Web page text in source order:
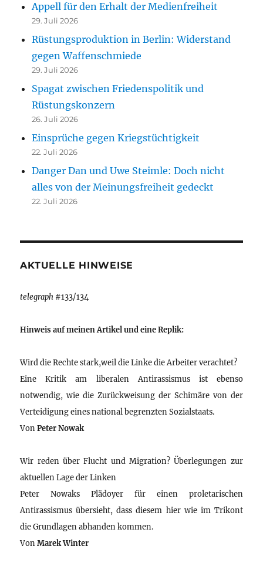
Appell für den Erhalt der Medienfreiheit
29. Juli 2026
Rüstungsproduktion in Berlin: Widerstand
gegen Waffenschmiede
29. Juli 2026
Spagat zwischen Friedenspolitik und
Rüstungskonzern
26. Juli 2026
Einsprüche gegen Kriegstüchtigkeit
22. Juli 2026
Danger Dan und Uwe Steimle: Doch nicht
alles von der Meinungsfreiheit gedeckt
22. Juli 2026
AKTUELLE HINWEISE
telegraph #133/134
Hinweis auf meinen Artikel und eine Replik:
Wird die Rechte stark,weil die Linke die Arbeiter verachtet?
Eine Kritik am liberalen Antirassismus ist ebenso
notwendig, wie die Zurückweisung der Schimäre von der
Verteidigung eines national begrenzten Sozialstaats.
VonPeter Nowak
Wir reden über Flucht und Migration? Überlegungen zur
aktuellen Lage der Linken
Peter Nowaks Plädoyer für einen proletarischen
Antirassismus übersieht, dass diesem hier wie im Trikont
die Grundlagen abhanden kommen.
VonMarek Winter